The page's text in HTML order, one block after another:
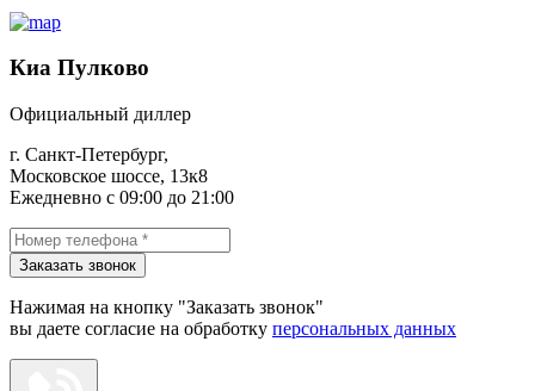
Киа Пулково
Официальный диллер
г. Санкт-Петербург,
Московское шоссе, 13к8
Ежедневно с 09:00 до 21:00
Заказать звонок
Нажимая на кнопку "Заказать звонок"
вы даете согласие на обработку персональных данных